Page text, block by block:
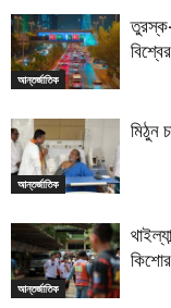
আন্তর্জাতিক
তুরস্ক-
আন্তর্জাতিক
মিঠুন
আন্তর্জাতিক
কিশোর